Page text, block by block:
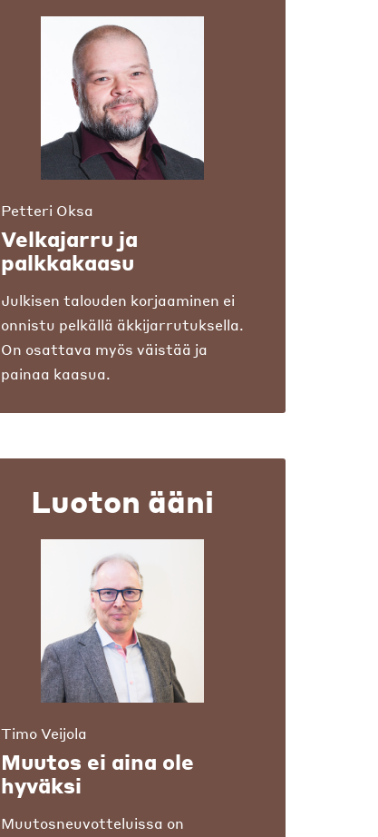
Petteri Oksa
Velkajarru ja
palkkakaasu
Julkisen talouden korjaaminen ei
onnistu pelkällä äkkijarrutuksella.
On osattava myös väistää ja
painaa kaasua.
Luoton ääni
Timo Veijola
Muutos ei aina ole
hyväksi
Muutosneuvotteluissa on